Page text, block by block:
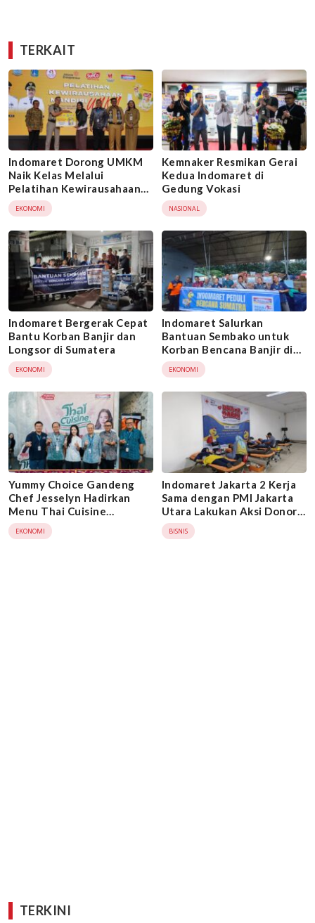
TERKAIT
Indomaret Dorong UMKM
Naik Kelas Melalui
Pelatihan Kewirausahaan
dan Kurasi Produk di
Jakarta Timur
EKONOMI
Kemnaker Resmikan Gerai
Kedua Indomaret di
Gedung Vokasi
NASIONAL
Indomaret Bergerak Cepat
Bantu Korban Banjir dan
Longsor di Sumatera
EKONOMI
Indomaret Salurkan
Bantuan Sembako untuk
Korban Bencana Banjir di
Sumatera Utara
EKONOMI
Yummy Choice Gandeng
Chef Jesselyn Hadirkan
Menu Thai Cuisine
Autentik di Indomaret
EKONOMI
Indomaret Jakarta 2 Kerja
Sama dengan PMI Jakarta
Utara Lakukan Aksi Donor
Darah
BISNIS
TERKINI